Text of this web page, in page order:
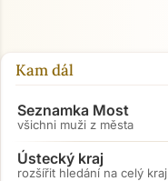
Kam dál
Seznamka Most
všichni muži z města
Ústecký kraj
rozšířit hledání na celý kraj